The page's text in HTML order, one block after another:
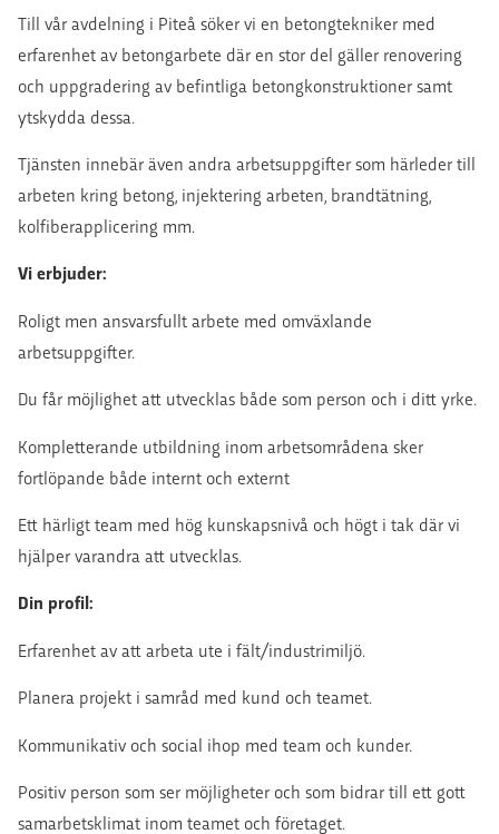
Till vår avdelning i Piteå söker vi en betongtekniker med
erfarenhet av betongarbete där en stor del gäller renovering
och uppgradering av befintliga betongkonstruktioner samt
ytskydda dessa.
Tjänsten innebär även andra arbetsuppgifter som härleder till
arbeten kring betong, injektering arbeten, brandtätning,
kolfiberapplicering mm.
Vi erbjuder:
Roligt men ansvarsfullt arbete med omväxlande
arbetsuppgifter.
Du får möjlighet att utvecklas både som person och i ditt yrke.
Kompletterande utbildning inom arbetsområdena sker
fortlöpande både internt och externt
Ett härligt team med hög kunskapsnivå och högt i tak där vi
hjälper varandra att utvecklas.
Din profil:
Erfarenhet av att arbeta ute i fält/industrimiljö.
Planera projekt i samråd med kund och teamet.
Kommunikativ och social ihop med team och kunder.
Positiv person som ser möjligheter och som bidrar till ett gott
samarbetsklimat inom teamet och företaget.